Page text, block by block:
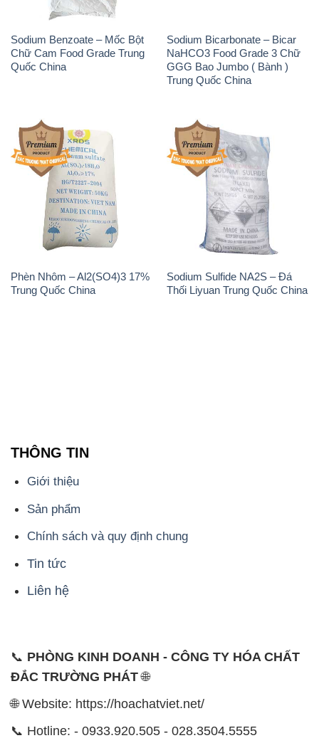
Phèn Nhôm – Al2(SO4)3 17%
Trung Quốc China
Sodium Sulfide NA2S – Đá
Thối Liyuan Trung Quốc China
Chính sách và quy định chung
Tin tức
Liên hệ
📞
PHÒNG KINH DOANH - CÔNG TY HÓA CHẤT
ĐẮC TRƯỜNG PHÁT
- 028.3756.1835 - 028.3756.1840 - 028.3756.1841-
0902.765.866